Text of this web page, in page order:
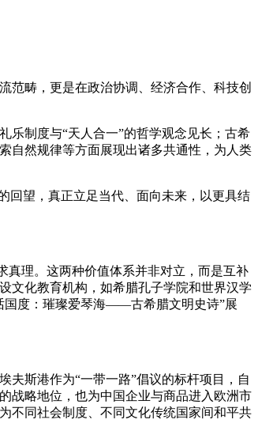
畴，更是在政治协调、经济合作、科技创
制度与“天人合一”的哲学观念见长；古希
自然规律等方面展现出诸多共通性，为人类
望，真正立足当代、面向未来，以更具结
理。这两种价值体系并非对立，而是互补
文化教育机构，如希腊孔子学院和世界汉学
国度：璀璨爱琴海——古希腊文明史诗”展
斯港作为“一带一路”倡议的标杆项目，自
战略地位，也为中国企业与商品进入欧洲市
不同社会制度、不同文化传统国家间和平共